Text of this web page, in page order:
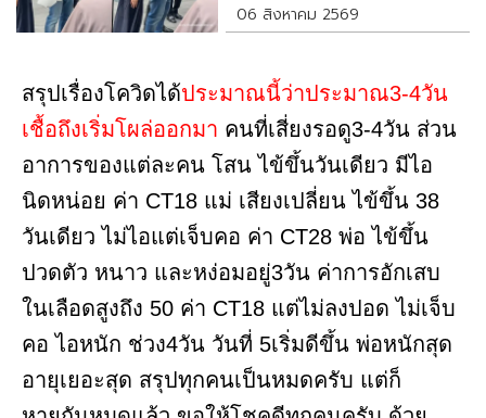
06 สิงหาคม 2569
สรุปเรื่องโควิดได้ประมาณนี้ว่าประมาณ3-4วัน
เชื้อถึงเริ่มโผล่ออกมา คนที่เสี่ยงรอดู3-4วัน ส่วน
อาการของแต่ละคน โสน ไข้ขึ้นวันเดียว มีไอ
นิดหน่อย ค่า CT18 แม่ เสียงเปลี่ยน ไข้ขึ้น 38
วันเดียว ไม่ไอแต่เจ็บคอ ค่า CT28 พ่อ ไข้ขึ้น
ปวดตัว หนาว และหง่อมอยู่3วัน ค่าการอักเสบ
ในเลือดสูงถึง 50 ค่า CT18 แต่ไม่ลงปอด ไม่เจ็บ
คอ ไอหนัก ช่วง4วัน วันที่ 5เริ่มดีขึ้น พ่อหนักสุด
อายุเยอะสุด สรุปทุกคนเป็นหมดครับ แต่ก็